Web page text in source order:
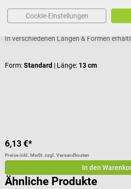
Anatomische Pinzette
In verschiedenen Längen & Formen
Form:Standard | Länge: 13 cm
6,13 €*
Preise inkl. MwSt. zzgl. Versandkosten
In den
Ähnliche Produkte
Cookie-Einstellungen